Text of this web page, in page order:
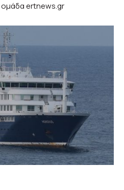
ομάδα ertnews.gr